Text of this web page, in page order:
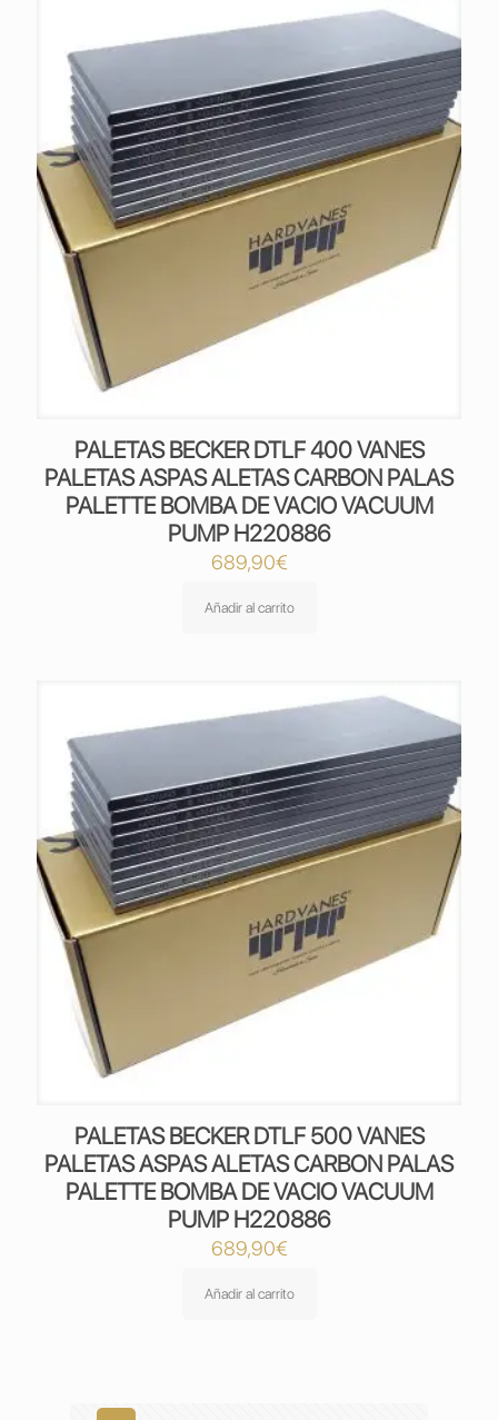
PALETAS BECKER DTLF 400 VANES
PALETAS ASPAS ALETAS CARBON PALAS
PALETTE BOMBA DE VACIO VACUUM
PUMP H220886
689,90€
Añadir al carrito
PALETAS BECKER DTLF 500 VANES
PALETAS ASPAS ALETAS CARBON PALAS
PALETTE BOMBA DE VACIO VACUUM
PUMP H220886
689,90€
Añadir al carrito